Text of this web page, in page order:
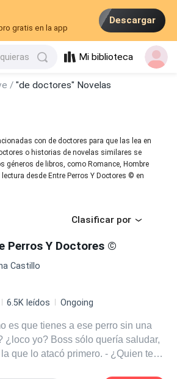
gratis en la app
Descargar
Mi biblioteca
/"de doctores" Novelas
con de doctores para que las lea en
o historias de novelas similares se
géneros de libros, como Romance, Hombre
lectura desde Entre Perros Y Doctores © en
Clasificar por
Perros Y Doctores ©
Castillo
6.5K leídos Ongoing
es que tienes a ese perro sin una
lo atacó primero. - ¿Quien te